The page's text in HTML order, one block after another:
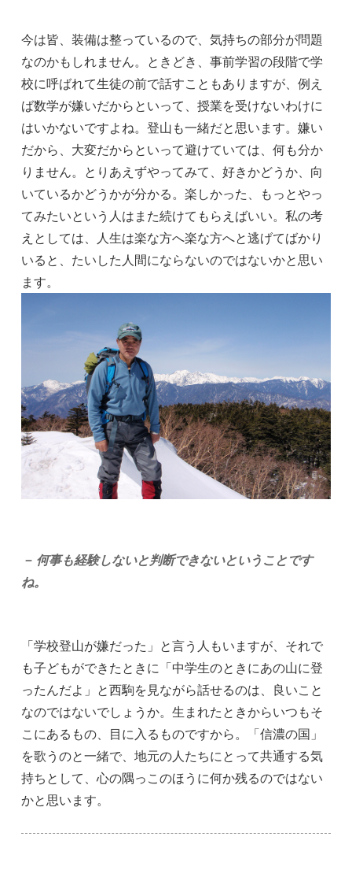
今は皆、装備は整っているので、気持ちの部分が問題
なのかもしれません。ときどき、事前学習の段階で学
校に呼ばれて生徒の前で話すこともありますが、例え
ば数学が嫌いだからといって、授業を受けないわけに
はいかないですよね。登山も一緒だと思います。嫌い
だから、大変だからといって避けていては、何も分か
りません。とりあえずやってみて、好きかどうか、向
いているかどうかが分かる。楽しかった、もっとやっ
てみたいという人はまた続けてもらえばいい。私の考
えとしては、人生は楽な方へ楽な方へと逃げてばかり
いると、たいした人間にならないのではないかと思い
ます。
－ 何事も経験しないと判断できないということです
ね。
「学校登山が嫌だった」と言う人もいますが、それで
も子どもができたときに「中学生のときにあの山に登
ったんだよ」と西駒を見ながら話せるのは、良いこと
なのではないでしょうか。生まれたときからいつもそ
こにあるもの、目に入るものですから。「信濃の国」
を歌うのと一緒で、地元の人たちにとって共通する気
持ちとして、心の隅っこのほうに何か残るのではない
かと思います。